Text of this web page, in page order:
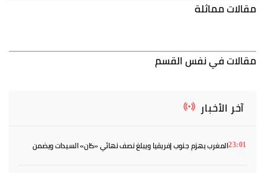
مقالات مماثلة
مقالات في نفس القسم
آخر الأخبار
23:01المغرب يهزم جنوب إفريقيا ويبلغ نصف نهائي «كان» السيدات ويضمن